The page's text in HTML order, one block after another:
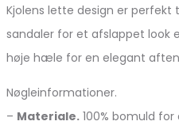
Kjolens lette design er perfekt
sandaler for et afslappet look
høje hæle for en elegant
Nøgleinformationer.
– Materiale. 100% bomuld